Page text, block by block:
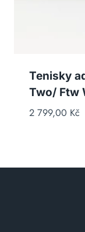
Tenisky
Two/ Ftw
2 799,00 Kč